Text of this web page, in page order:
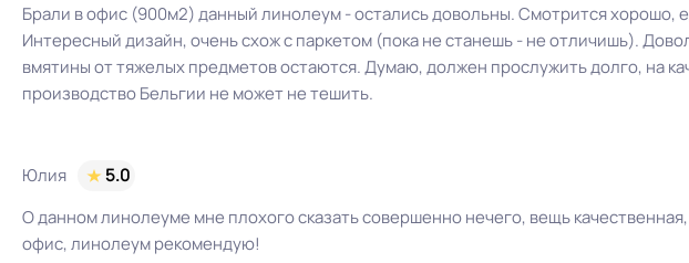
Брали в офис (900м2) данный линолеум - остались довольны. Смотрится хорошо,
Интересный дизайн, очень схож с паркетом (пока не станешь - не отличишь).
вмятины от тяжелых предметов остаются. Думаю, должен прослужить долго, на
производство Бельгии не может не тешить.
Юлия
5.0
О данном линолеуме мне плохого сказать совершенно нечего, вещь
офис, линолеум рекомендую!